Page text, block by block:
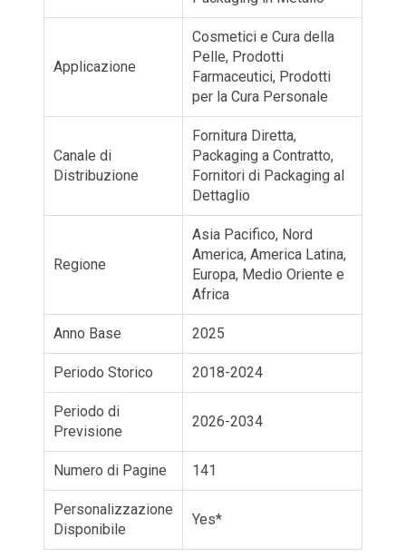
Applicazione
Cosmetici e Cura della
Pelle, Prodotti
Farmaceutici, Prodotti
per la Cura Personale
Canale di
Distribuzione
Fornitura Diretta,
Packaging a Contratto,
Fornitori di Packaging al
Dettaglio
Regione
Asia Pacifico, Nord
America, America Latina,
Europa, Medio Oriente e
Africa
Anno Base 2025
Periodo Storico 2018-2024
Periodo di
Previsione
2026-2034
Numero di Pagine 141
Personalizzazione
Disponibile
Yes*